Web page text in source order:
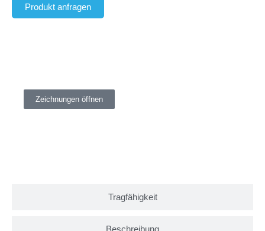
Produkt anfragen
Tragfähigkeit
Zeichnungen öffnen